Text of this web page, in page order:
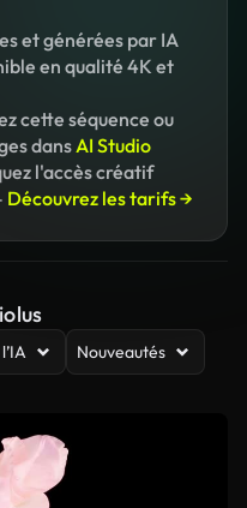
et générées par IA
en qualité 4K et
cette séquence ou
dansAI Studio
l'accès créatif
Découvrez les tarifs →
Nouveautés